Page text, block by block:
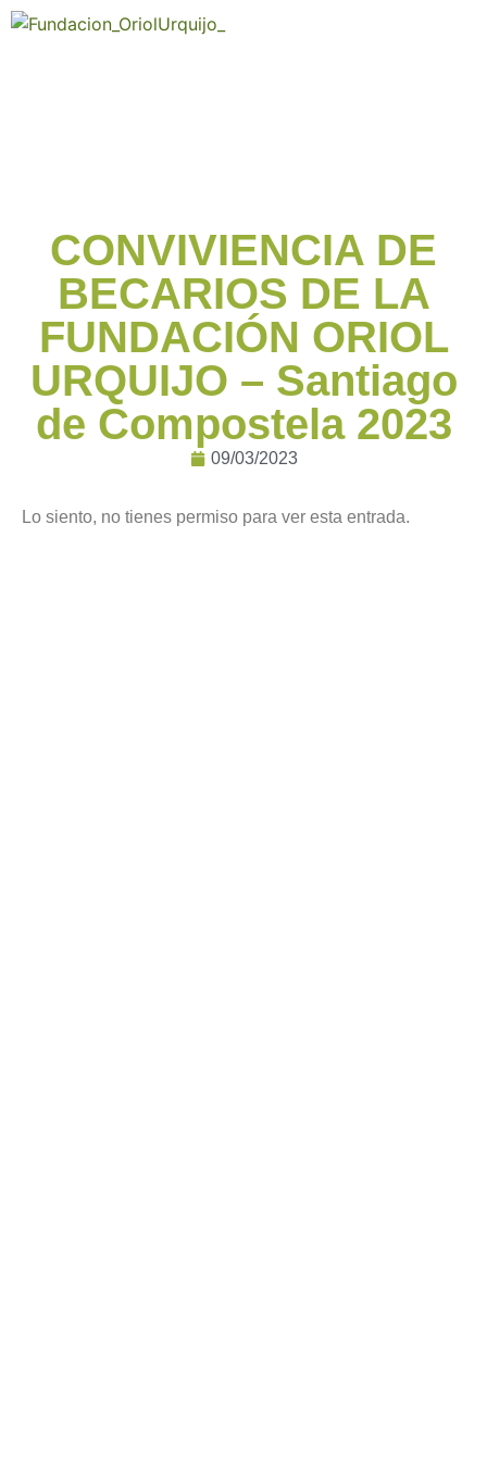
CONVIVIENCIA DE
BECARIOS DE LA
FUNDACIÓN ORIOL
URQUIJO – Santiago
de Compostela 2023
09/03/2023
Lo siento, no tienes permiso para ver esta entrada.